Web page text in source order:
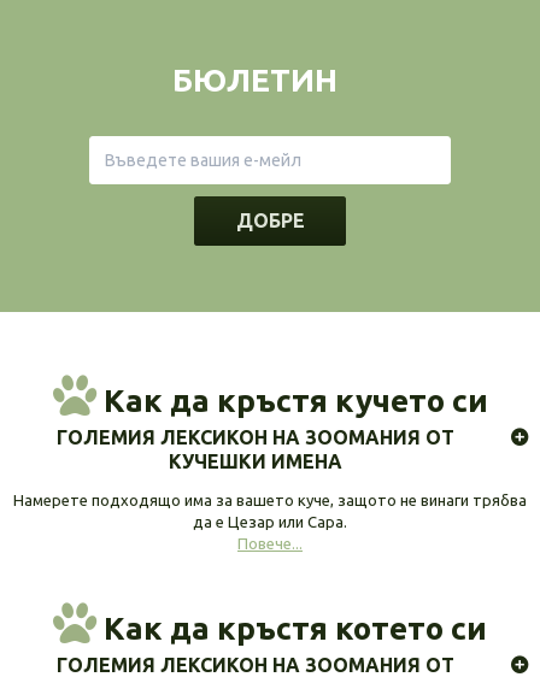
БЮЛЕТИН
ДОБРЕ
Как да кръстя кучето си
ГОЛЕМИЯ ЛЕКСИКОН НА ЗООМАНИЯ ОТ
КУЧЕШКИ ИМЕНА
Намерете подходящо има за вашето куче, защото не винаги трябва
да е Цезар или Сара.
Повече...
Как да кръстя котето си
ГОЛЕМИЯ ЛЕКСИКОН НА ЗООМАНИЯ ОТ